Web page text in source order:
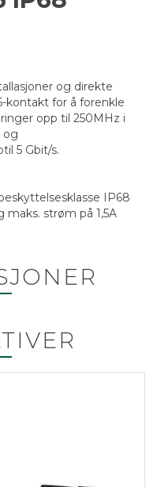
og direkte
kontakt for å forenkle
opp til 250MHz i
og
5 Gbit/s.
IP68
maks. strøm på 1,5A